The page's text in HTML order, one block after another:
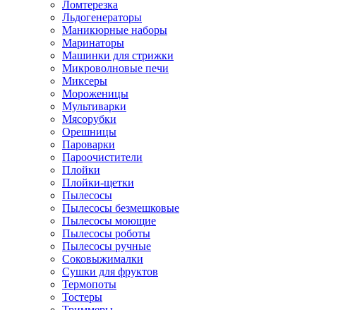
Ломтерезка
Льдогенераторы
Маникюрные наборы
Маринаторы
Машинки для стрижки
Микроволновые печи
Миксеры
Мороженицы
Мультиварки
Мясорубки
Орешницы
Пароварки
Пароочистители
Плойки
Плойки-щетки
Пылесосы
Пылесосы безмешковые
Пылесосы моющие
Пылесосы роботы
Пылесосы ручные
Соковыжималки
Сушки для фруктов
Термопоты
Тостеры